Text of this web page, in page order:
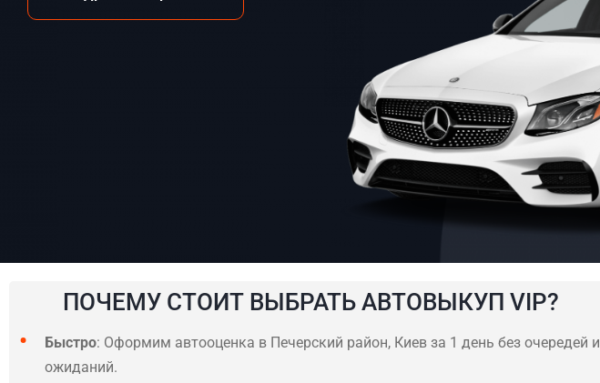
ПОЧЕМУ СТОИТ ВЫБРАТЬ АВТОВЫКУП VIP?
Быстро: Оформим автооценка в Печерский район, Киев за 1 день без очередей и
ожиданий.